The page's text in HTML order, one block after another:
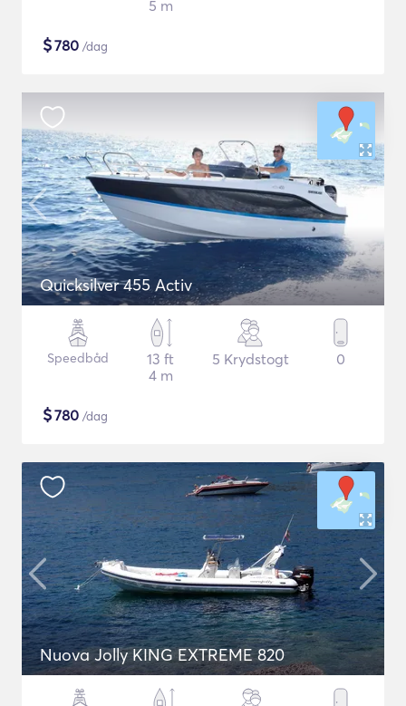
5 m
$780 /dag
Quicksilver 455 Activ
Speedbåd
13 ft
4 m
5 Krydstogt 0
$780 /dag
Nuova Jolly KING EXTREME 820